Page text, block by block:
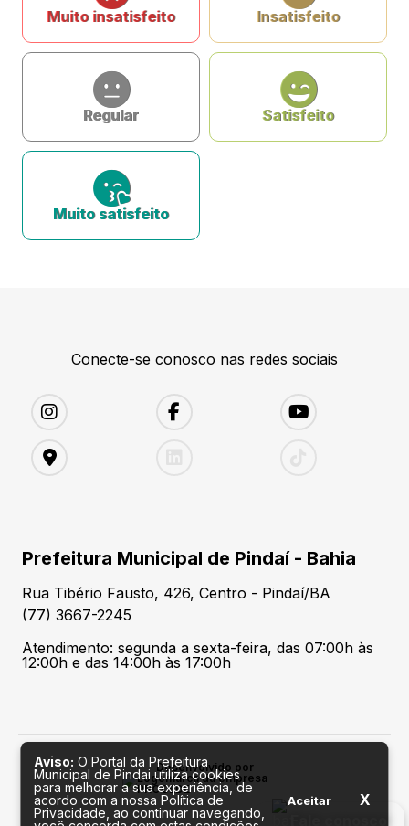
Muito insatisfeito Insatisfeito
Regular Satisfeito
Muito satisfeito
Conecte-se conosco nas redes sociais
Prefeitura Municipal de Pindaí - Bahia
Rua Tibério Fausto, 426, Centro - Pindaí/BA
(77) 3667-2245
Atendimento: segunda a sexta-feira, das 07:00h às
12:00h e das 14:00h às 17:00h
Desenvolvido por
Aviso: O Portal da Prefeitura
Municipal de Pindai utiliza cookies
para melhorar a sua experiência, de
acordo com a nossa Política de
Privacidade, ao continuar navegando,
Aceitar X